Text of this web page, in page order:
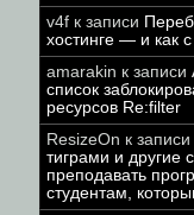
v4f к записи
хостинге — и как
amarakin к записи
список
ресурсов Re:filter
ResizeOn к записи
тиграми и другие
преподавать
студентам,